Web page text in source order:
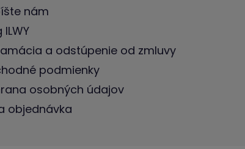
nám
ILWY
a odstúpenie od zmluvy
podmienky
osobných údajov
objednávka